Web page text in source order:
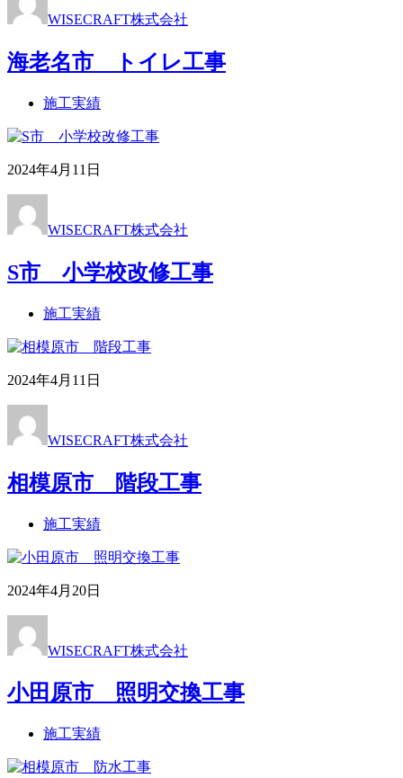
WISECRAFT株式会社
海老名市 トイレ工事
施工実績
2024年4月11日
WISECRAFT株式会社
S市 小学校改修工事
施工実績
2024年4月11日
WISECRAFT株式会社
相模原市 階段工事
施工実績
2024年4月20日
WISECRAFT株式会社
小田原市 照明交換工事
施工実績